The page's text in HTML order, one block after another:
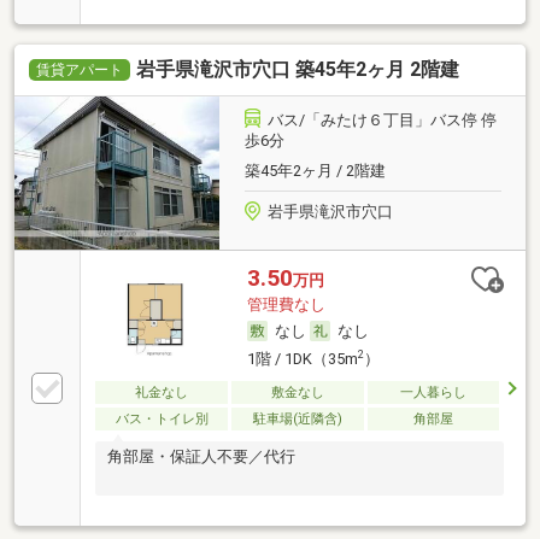
賃貸アパート 岩手県滝沢市穴口 築45年2ヶ月 2階建
バス/「みたけ６丁目」バス停 停
歩6分
築45年2ヶ月 / 2階建
岩手県滝沢市穴口
3.50万円
管理費なし
なし
なし
1階 / 1DK（35m2）
礼金なし 敷金なし
一人暮らし
バス・トイレ別
駐車場(近隣含) 角部屋
角部屋・保証人不要／代行